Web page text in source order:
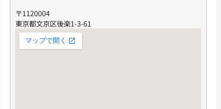
〒1120004
東京都文京区後楽1-3-61